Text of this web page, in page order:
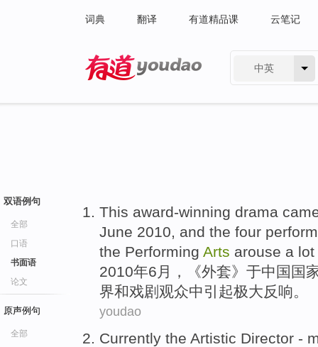
词典 翻译 有道精品课 云笔记
中英
双语例句
全部
口语
书面语
论文
原声例句
全部
This award-winning drama
June 2010, and the four
the Performing Arts arouse a lot
2010年6月 ，《外套》于中国 国
界和戏剧 观众中引起极大反响。
youdao
Currently the Artistic Director -